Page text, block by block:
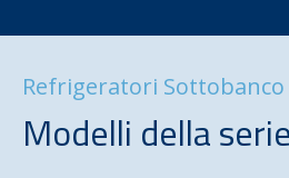
Refrigeratori Sottobanco
Modelli della serie